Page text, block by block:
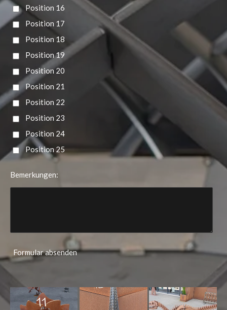
Position 16
Position 17
Position 18
Position 19
Position 20
Position 21
Position 22
Position 23
Position 24
Position 25
Bemerkungen:
Formular absenden